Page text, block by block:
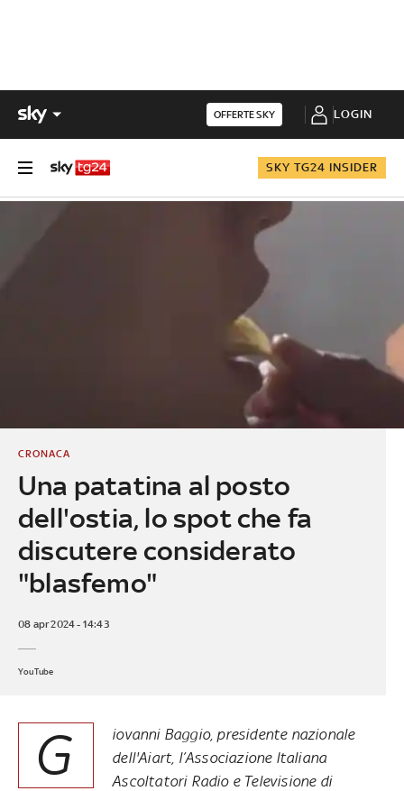
OFFERTE SKY LOGIN
SKY TG24 INSIDER
Una patatina al posto
dell'ostia, lo spot che fa
discutere considerato
"blasfemo"
CRONACA
08 apr 2024 - 14:43
YouTube
G
iovanni Baggio, presidente nazionale
dell'Aiart, l’Associazione Italiana
Ascoltatori Radio e Televisione di